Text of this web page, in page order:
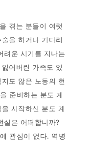
겪는 분들이 여럿
을 하거나 기다리
려운 시기를 지나는
어버린 가족도 있
도 않은 노동의 현
준비하는 분도 계
시작하신 분도 계
실은 어떠합니까?
관심이 없다. 역병